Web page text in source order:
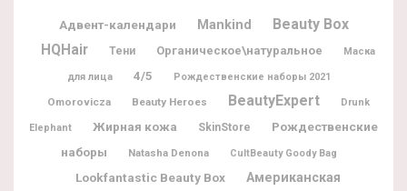
Адвент-календари Mankind Beauty Box
HQHair Тени Органическое\натуральное Маска
для лица 4/5 Рождественские наборы 2021
Omorovicza Beauty Heroes BeautyExpert Drunk
Elephant Жирная кожа SkinStore
Рождественские
наборы
Natasha Denona CultBeauty Goody Bag
Lookfantastic Beauty Box
Американская